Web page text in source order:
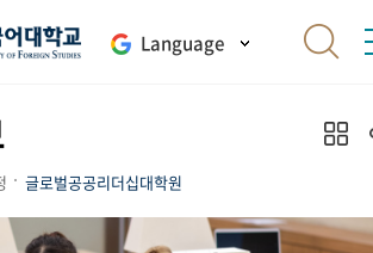
Language
글로벌공공리더십대학원